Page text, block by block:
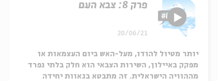
פרק 8: צבא העם
20/06/21
יותר מטיול להודו, מעל-האש ביום העצמאות או
מפקק באיילון, השירות הצבאי הוא חלק בלתי נפרד
מההוויה הישראלית. זה מתבטא בגאוות יחידה